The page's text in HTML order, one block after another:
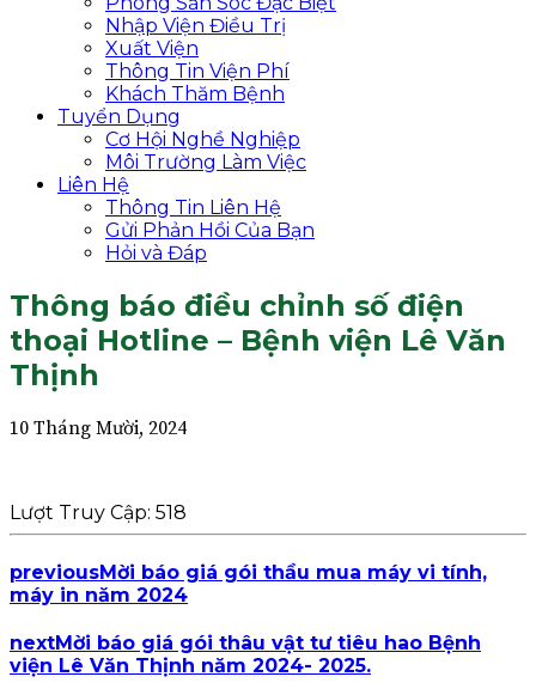
Nhập Viện Điều Trị
Xuất Viện
Thông Tin Viện Phí
Khách Thăm Bệnh
Tuyển Dụng
Cơ Hội Nghề Nghiệp
Môi Trường Làm Việc
Liên Hệ
Thông Tin Liên Hệ
Gửi Phản Hồi Của Bạn
Hỏi và Đáp
Thông báo điều chỉnh số điện
thoại Hotline – Bệnh viện Lê Văn
Thịnh
10 Tháng Mười, 2024
Lượt Truy Cập: 518
previousMời báo giá gói thầu mua máy vi tính,
máy in năm 2024
nextMời báo giá gói thâu vật tư tiêu hao Bệnh
viện Lê Văn Thịnh năm 2024- 2025.